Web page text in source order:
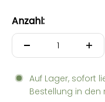
Anzahl:
Auf Lager, sofort
Bestellung in den